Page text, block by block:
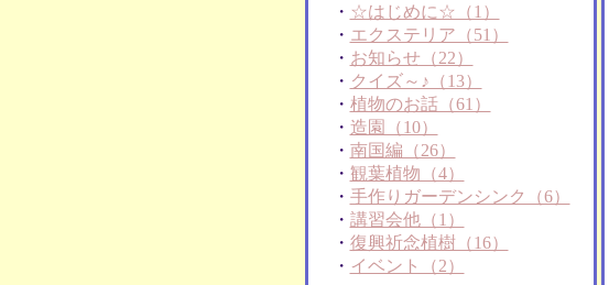
・ ☆はじめに☆（1）
・ エクステリア（51）
・ お知らせ（22）
・ クイズ～♪（13）
・ 植物のお話（61）
・ 造園（10）
・ 南国編（26）
・ 観葉植物（4）
・ 手作りガーデンシンク（6）
・ 講習会他（1）
・ 復興祈念植樹（16）
・ イベント（2）